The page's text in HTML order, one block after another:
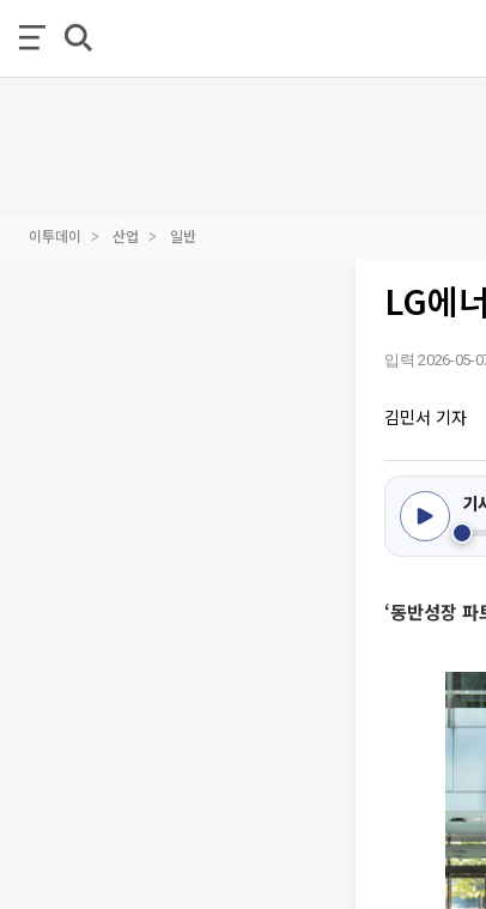
이투데이 산업 일반
LG에
입력 2026-05-
김민서 기자
기
‘동반성장